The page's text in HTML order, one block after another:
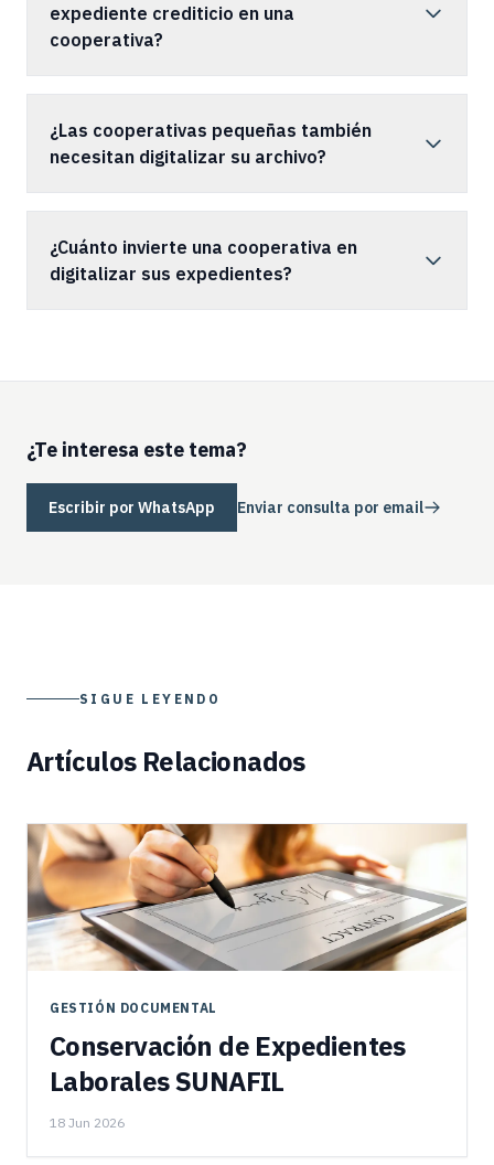
expediente crediticio en una
cooperativa?
¿Las cooperativas pequeñas también
necesitan digitalizar su archivo?
¿Cuánto invierte una cooperativa en
digitalizar sus expedientes?
¿Te interesa este tema?
Escribir por WhatsApp Enviar consulta por email
SIGUE LEYENDO
Artículos Relacionados
GESTIÓN DOCUMENTAL
Conservación de Expedientes
Laborales SUNAFIL
18 Jun 2026